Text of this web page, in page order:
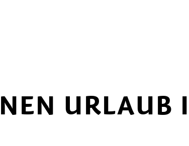
URLAUB